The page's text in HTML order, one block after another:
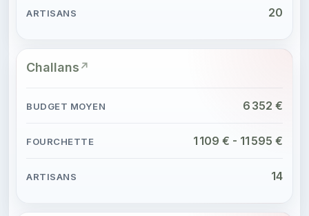
20
Challans
6 352 €
1 109 € - 11 595 €
14